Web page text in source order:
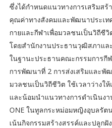
ซึ่งได้กำหนดแนวทางการเสริมสร้
คุณค่าทางสังคมและพัฒนาประเท
กายและกีฬาเพื่อมวลชนเป็นวิถีชี
โดยสำนักงานประธานวุฒิสภาแล
ในฐานะประธานคณะกรรมการกี
การพัฒนาที่ 2 การส่งเสริมและพั
มวลชนเป็นวิถีชีวิต ใช้เวลาว่างใ
และน้อมนำแนวทางการดำเนินงา
ONE ในทูลกระหม่อมหญิงอุบลรั
เน้นกิจกรรมสร้างสรรค์และปลูกฝั